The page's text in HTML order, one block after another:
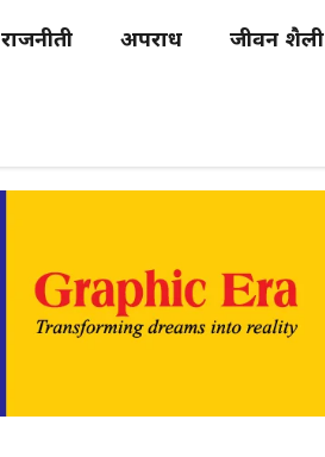
राजनीती अपराध जीवन शैली